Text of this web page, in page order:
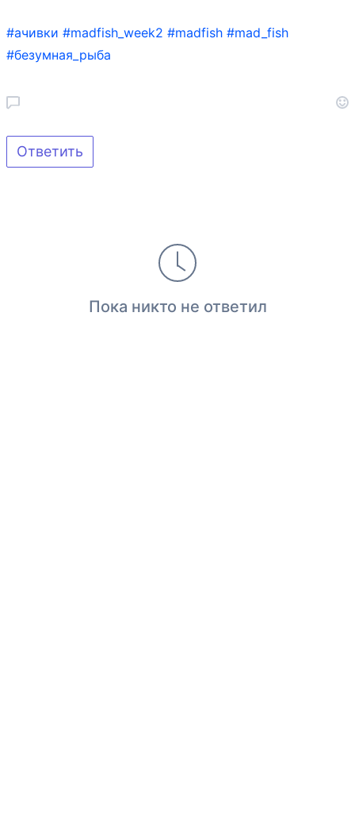
#ачивки #madfish_week2 #madfish #mad_fish
#безумная_рыба
Ответить
Пока никто не ответил